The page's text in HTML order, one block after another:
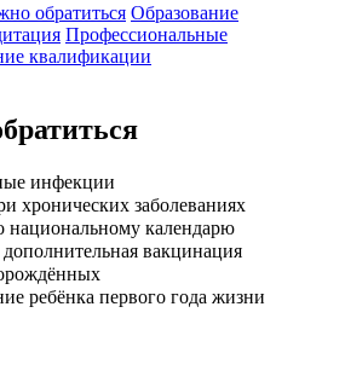
обратиться Образование
Профессиональные
квалификации
инфекции
хронических заболеваниях
национальному календарю
вакцинация
ребёнка первого года жизни